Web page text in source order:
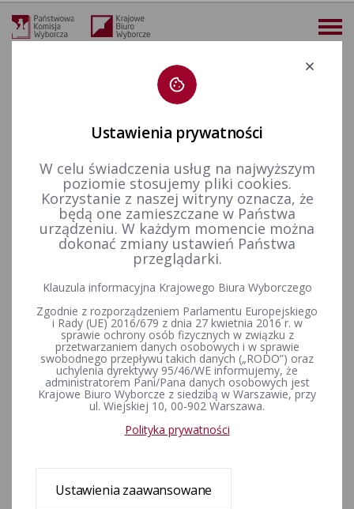
Deklaracja dostępności
więcej
Prawo wyborcze Uchwały PKW 2018 r. Uchwała Państwowej Komisji Wyborczej z dnia 30 lipca 2018 r. w sprawie ustalenia wzorów protokołów sporządzanych przez obwodowe komisje wyborcze, w wyborach do rad gmin, rad powiatów, sejmików województw i rad dzielnic m.st. Warszawy oraz wyborach wójtów, burmistrzów i prezydentów miast
Uchwała Państwowej Komisji
Wyborczej z dnia 30 lipca 2018
r. w sprawie ustalenia wzorów
protokołów sporządzanych
przez obwodowe komisje
wyborcze, w wyborach do rad
gmin, rad powiatów, sejmików
województw i rad dzielnic
wójtów, burmistrzów i
Ustawienia prywatności
W celu świadczenia usług na najwyższym
poziomie stosujemy pliki cookies.
Korzystanie z naszej witryny oznacza, że
będą one zamieszczane w Państwa
urządzeniu. W każdym momencie można
dokonać zmiany ustawień Państwa
przeglądarki.
Klauzula informacyjna Krajowego Biura Wyborczego
Zgodnie z rozporządzeniem Parlamentu Europejskiego
i Rady (UE) 2016/679 z dnia 27 kwietnia 2016 r. w
sprawie ochrony osób fizycznych w związku z
przetwarzaniem danych osobowych i w sprawie
swobodnego przepływu takich danych („RODO”) oraz
uchylenia dyrektywy 95/46/WE informujemy, że
administratorem Pani/Pana danych osobowych jest
Krajowe Biuro Wyborcze z siedzibą w Warszawie, przy
ul. Wiejskiej 10, 00-902 Warszawa.
Polityka prywatności
Ustawienia zaawansowane